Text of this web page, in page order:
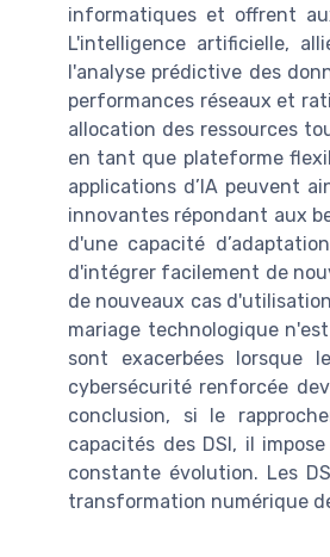
informatiques et offrent
L'intelligence artificielle,
l'analyse prédictive des
performances réseaux et
allocation des ressources
en tant que plateforme
applications d’IA peuvent
innovantes répondant aux
d'une capacité
d'intégrer facilement de
de nouveaux cas
mariage technologique
sont exacerbées lorsque
cybersécurité renforcée
conclusion, si le
capacités des DSI, il
constante évolution. Les
transformation numérique